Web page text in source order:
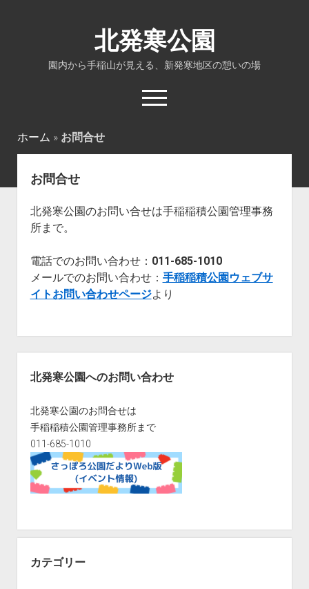
北発寒公園
園内から手稲山が見える、新発寒地区の憩いの場
open
menu
ホーム
ホーム » お問合せ
お問合せ
北発寒公園のお問い合せは手稲稲積公園管理事務
所まで。
電話でのお問い合わせ： 011-685-1010
メールでのお問い合わせ： 手稲稲積公園ウェブサ
イトお問い合わせページより
北発寒公園へのお問い合わせ
北発寒公園のお問合せは
手稲稲積公園管理事務所まで
011-685-1010
カテゴリー